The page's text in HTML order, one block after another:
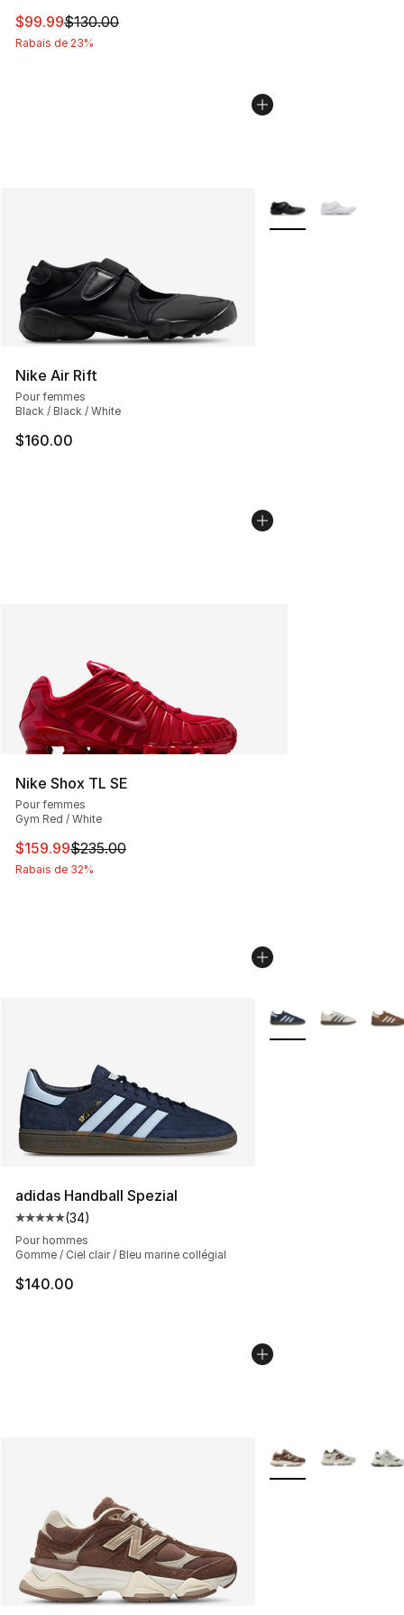
Cet article est en solde. Le prix est passé de $130.00 à
$99.99$130.00
Rabais de 23%
Nike Air Rift
Pour femmes
Black / Black / White
$160.00
Plus de couleurs
Nike Shox TL SE
Pour femmes
Gym Red / White
Cet article est en solde. Le prix est passé de $235.00 à
$159.99$235.00
Rabais de 32%
adidas Handball Spezial
Cote moyenne du client - [5 sur 5 étoiles], 34
(34)
Pour hommes
Gomme / Ciel clair / Bleu marine collégial
$140.00
Plus de couleurs
Plus de couleurs